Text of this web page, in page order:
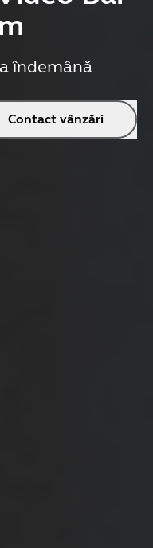
îndemână
Contact vânzări